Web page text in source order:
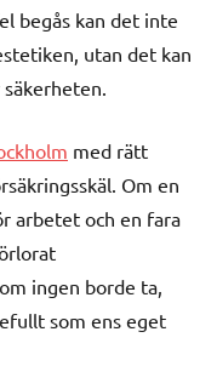
begås kan det inte
utan det kan
med rätt
Om en
arbetet och en fara
ingen borde ta,
som ens eget